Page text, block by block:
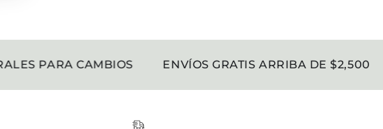
PARA CAMBIOS ENVÍOS GRATIS ARRIBA DE $2,500